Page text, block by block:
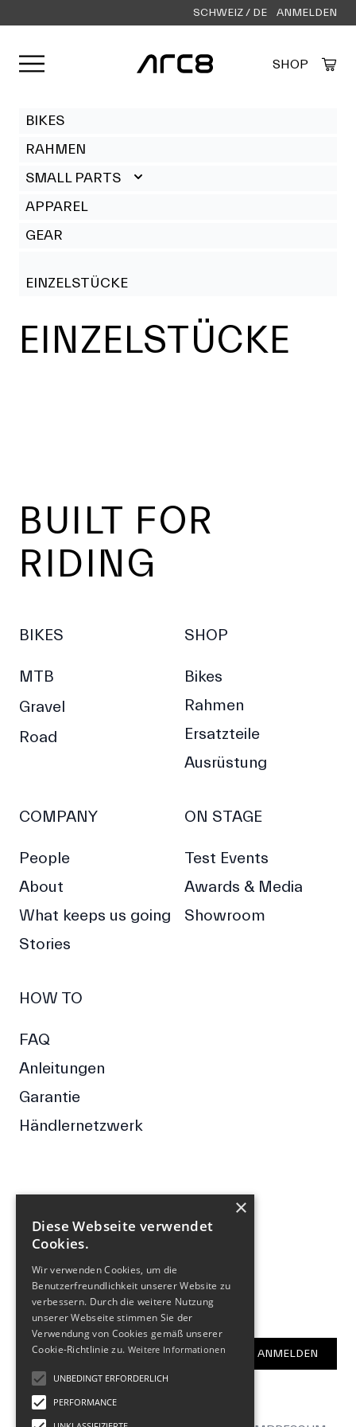
SCHWEIZ / DE ANMELDEN
Menü öffnen SHOP
BIKES
RAHMEN
SMALL PARTS
APPAREL
GEAR
EINZELSTÜCKE
EINZELSTÜCKE
BUILT FOR
RIDING
BIKES
MTB
Gravel
Road
SHOP
Bikes
Rahmen
Ersatzteile
Ausrüstung
COMPANY
People
About
What keeps us going
Stories
ON STAGE
Test Events
Awards & Media
Showroom
HOW TO
FAQ
Anleitungen
Garantie
Händlernetzwerk
FOLGE UNS
FacebookInstagram
NEWSLETTER
E-Mail-Adresse ANMELDEN
×
Diese Webseite verwendet
Cookies.
Wir verwenden Cookies, um die
Benutzerfreundlichkeit unserer Website zu
verbessern. Durch die weitere Nutzung
unserer Webseite stimmen Sie der
Verwendung von Cookies gemäß unserer
Cookie-Richtlinie zu. Weitere Informationen
UNBEDINGT ERFORDERLICH
PERFORMANCE